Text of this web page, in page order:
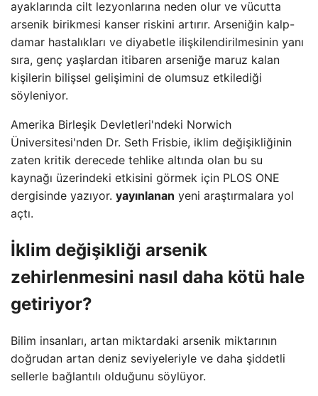
ayaklarında cilt lezyonlarına neden olur ve vücutta
arsenik birikmesi kanser riskini artırır. Arseniğin kalp-
damar hastalıkları ve diyabetle ilişkilendirilmesinin yanı
sıra, genç yaşlardan itibaren arseniğe maruz kalan
kişilerin bilişsel gelişimini de olumsuz etkilediği
söyleniyor.
Amerika Birleşik Devletleri'ndeki Norwich
Üniversitesi'nden Dr. Seth Frisbie, iklim değişikliğinin
zaten kritik derecede tehlike altında olan bu su
kaynağı üzerindeki etkisini görmek için PLOS ONE
dergisinde yazıyor. yayınlanan yeni araştırmalara yol
açtı.
İklim değişikliği arsenik
zehirlenmesini nasıl daha kötü hale
getiriyor?
Bilim insanları, artan miktardaki arsenik miktarının
doğrudan artan deniz seviyeleriyle ve daha şiddetli
sellerle bağlantılı olduğunu söylüyor.